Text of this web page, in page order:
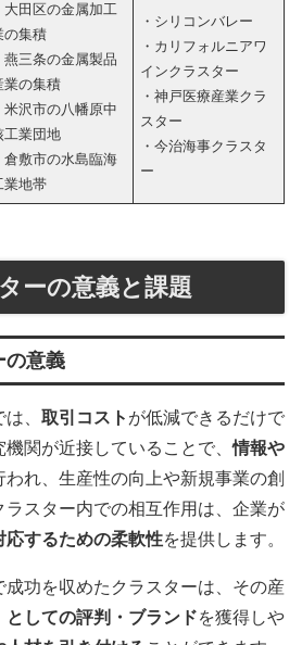
大田区の金属加工
の集積
燕三条の金属製品
業の集積
米沢市の八幡原中
工業団地
倉敷市の水島臨海
業地帯
・シリコンバレー
・カリフォルニアワ
インクラスター
・神戸医療産業クラ
スター
・今治海事クラスタ
ー
ーの意義と課題
の意義
、 取引コスト が低減できるだけで
機関が近接していることで、情報や
われ、生産性の向上や新規事業の創
ラスター内での相互作用は、企業が
応するための柔軟性を提供します。
成功を収めたクラスターは、その産
としての評判・ブランドを獲得しや